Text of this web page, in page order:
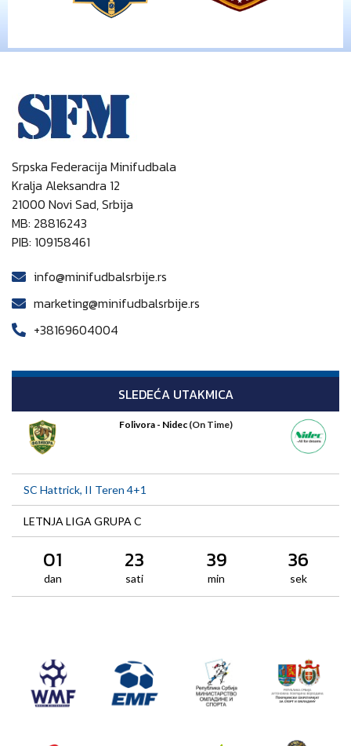
Srpska Federacija Minifudbala
Kralja Aleksandra 12
21000 Novi Sad, Srbija
MB: 28816243
PIB: 109158461
info@minifudbalsrbije.rs
marketing@minifudbalsrbije.rs
+38169604004
SLEDEĆA UTAKMICA
Folivora - Nidec(On Time)
SC Hattrick, II Teren 4+1
LETNJA LIGA GRUPA C
01
dan
23
sati
39
min
36
sek